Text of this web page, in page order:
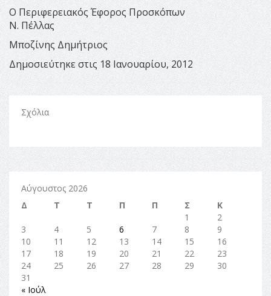
Ο Περιφερειακός Έφορος Προσκόπων
Ν. Πέλλας
Μποζίνης Δημήτριος
Δημοσιεύτηκε στις 18 Ιανουαρίου, 2012
Σχόλια
Αύγουστος 2026
Δ
Τ Τ Π Π Σ
Κ
1
2
3
4 5 6 7 8
9
10
11 12 13 14 15
16
17
18 19 20 21 22
23
24
25 26 27 28 29
30
31
« Ιούλ